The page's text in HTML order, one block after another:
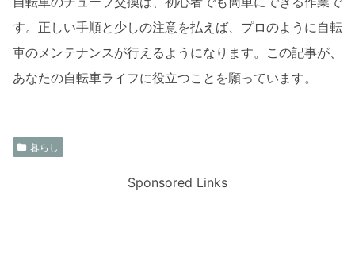
す。正しい手順と少しの注意を払えば、プロのように自転
車のメンテナンスが行えるようになります。この記事が、
あなたの自転車ライフに役立つことを願っています。
暮らし
Sponsored Links